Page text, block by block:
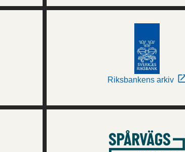
Riksbankens arkiv